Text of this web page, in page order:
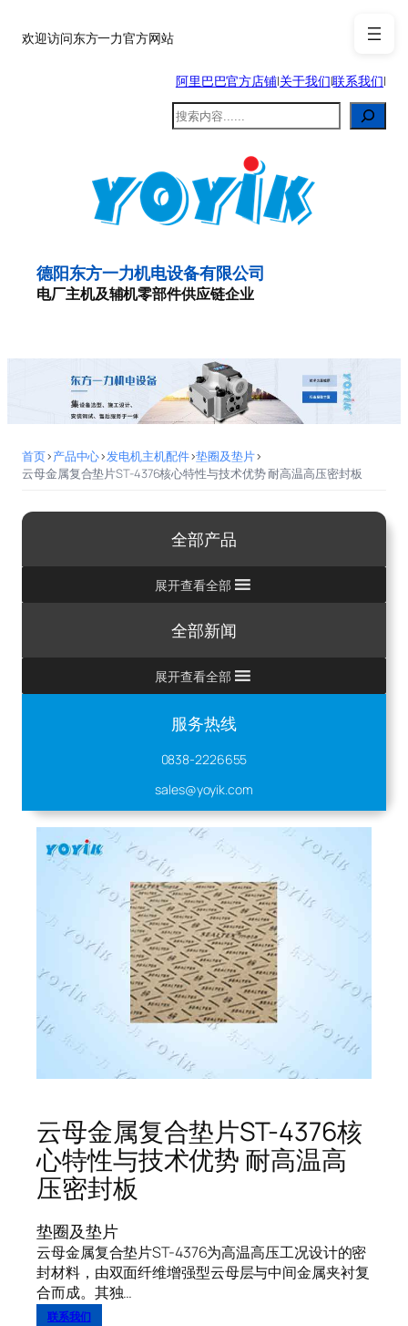
至欢迎访问东方一力官方网站
阿里巴巴官方店铺|关于我们|联系我们|
搜
索
德阳东方一力机电设备有限公司
电厂主机及辅机零部件供应链企业
首页>产品中心>发电机主机配件>垫圈及垫片>
云母金属复合垫片ST-4376核心特性与技术优势 耐高温高压密封板
全部产品
展开查看全部
全部新闻
展开查看全部
服务热线
0838-2226655
sales@yoyik.com
云母金属复合垫片ST-4376核
心特性与技术优势 耐高温高
压密封板
垫圈及垫片
云母金属复合垫片ST-4376为高温高压工况设计的密
封材料，由双面纤维增强型云母层与中间金属夹衬复
合而成。其独…
联系我们